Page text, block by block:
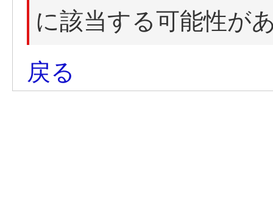
に該当する可能性が
戻る